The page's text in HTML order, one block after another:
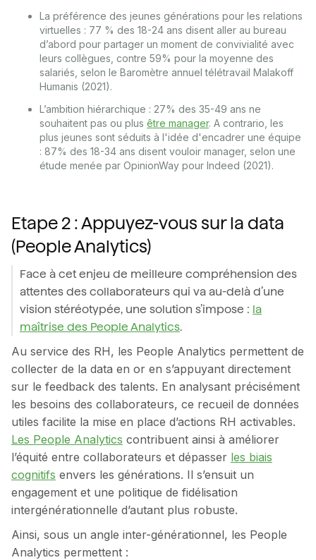
La préférence des jeunes générations pour les relations
virtuelles : 77 % des 18-24 ans disent aller au bureau
d’abord pour partager un moment de convivialité avec
leurs collègues, contre 59% pour la moyenne des
salariés, selon le Baromètre annuel télétravail Malakoff
Humanis (2021).
L’ambition hiérarchique : 27% des 35-49 ans ne
souhaitent pas ou plus être manager. A contrario, les
plus jeunes sont séduits à l'idée d'encadrer une équipe
: 87% des 18-34 ans disent vouloir manager, selon une
étude menée par OpinionWay pour Indeed (2021).
Etape 2 : Appuyez-vous sur la data
(People Analytics)
Face à cet enjeu de meilleure compréhension des
attentes des collaborateurs qui va au-delà d’une
vision stéréotypée, une solution s’impose : la
maîtrise des People Analytics.
Au service des RH, les People Analytics permettent de
collecter de la data en or en s’appuyant directement
sur le feedback des talents. En analysant précisément
les besoins des collaborateurs, ce recueil de données
utiles facilite la mise en place d’actions RH activables.
Les People Analytics contribuent ainsi à améliorer
l’équité entre collaborateurs et dépasser les biais
cognitifs envers les générations. Il s’ensuit un
engagement et une politique de fidélisation
intergénérationnelle d’autant plus robuste.
Ainsi, sous un angle inter-générationnel, les People
Analytics permettent :